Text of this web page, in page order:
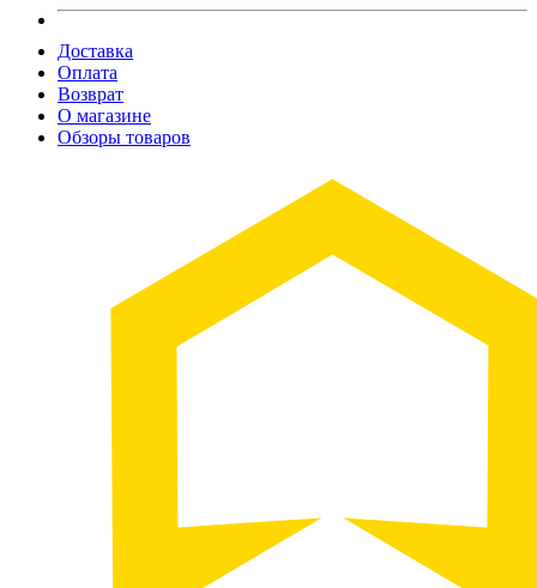
Доставка
Оплата
Возврат
О магазине
Обзоры товаров